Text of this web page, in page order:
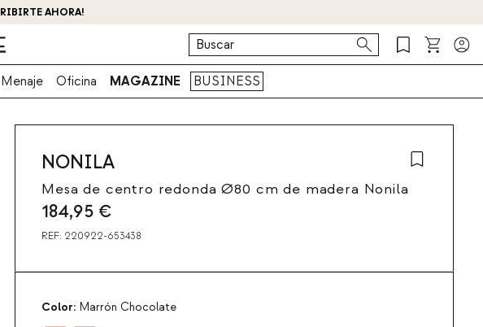
AHORA!
Menaje Oficina MAGAZINE BUSINESS
NONILA
Mesa de centro redonda Ø80 cm de madera Nonila
184,95 €
REF: 220922-653438
Color: Marrón Chocolate